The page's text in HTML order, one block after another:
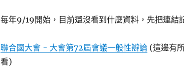
每年9/19開始，目前還沒看到什麼資料，先把連結
聯合國大會 - 大會第72屆會議一般性辯論(這邊有
看)